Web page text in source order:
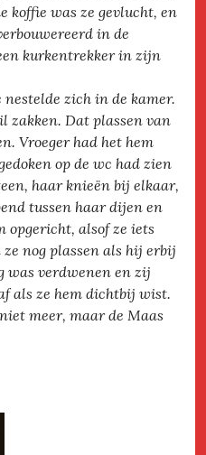
koffie was ze gevlucht, en
in de
kurkentrekker in zijn
zich in de kamer.
zakken. Dat plassen van
Vroeger had het hem
op de wc had zien
haar knieën bij elkaar,
tussen haar dijen en
opgericht, alsof ze iets
ze nog plassen als hij erbij
verdwenen en zij
als ze hem dichtbij wist.
meer, maar de Maas